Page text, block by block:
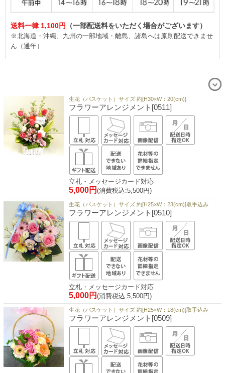
送料一律 1,100円 （一部配送料をいただく場合がございます）
※北海道・沖縄、九州の一部地域・離島、諸島へは原則配送できませ
ん（通年）
生花（バスケット）サイズ 約[H30×W：20(cm)]
フラワーアレンジメント[0511]
立札・メッセージカード対応
5,000円 (消費税込:5,500円)
生花（バスケット）サイズ 約[H25×W：23(cm)]取手込み
フラワーアレンジメント[0510]
立札・メッセージカード対応
5,000円 (消費税込:5,500円)
生花（バスケット）サイズ 約[H25×W：18(cm)]取手込み
フラワーアレンジメント[0509]